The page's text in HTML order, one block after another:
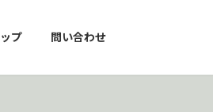
プ 問い合わせ